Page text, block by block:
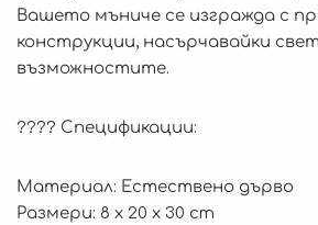
Вашето мъниче се изгражда с
конструкции, насърчавайки
възможностите.
???? Спецификации:
Материал: Естествено дърво
Размери: 8 x 20 x 30 cm